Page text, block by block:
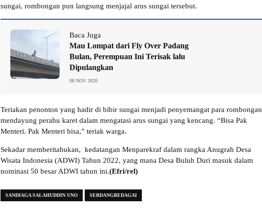
sungai, rombongan pun langsung menjajal arus sungai tersebut.
Baca Juga
Mau Lompat dari Fly Over Padang
Bulan, Perempuan Ini Terisak lalu
Dipulangkan
08 NOV 2020
Teriakan penonton yang hadir di bibir sungai menjadi penyemangat para rombongan
mendayung perahu karet dalam mengatasi arus sungai yang kencang. “Bisa Pak
Menteri. Pak Menteri bisa,” teriak warga.
Sekadar memberitahukan, kedatangan Menparekraf dalam rangka Anugrah Desa
Wisata Indonesia (ADWI) Tahun 2022, yang mana Desa Buluh Duri masuk dalam
nominasi 50 besar ADWI tahun ini.(Efri/rel)
SANDIAGA SALAHUDDIN UNO SERDANGBEDAGAI